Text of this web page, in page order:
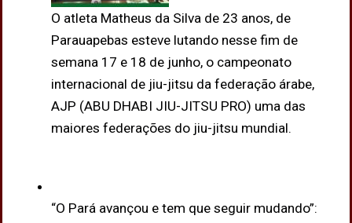
O atleta Matheus da Silva de 23 anos, de
Parauapebas esteve lutando nesse fim de
semana 17 e 18 de junho, o campeonato
internacional de jiu-jitsu da federação árabe,
AJP (ABU DHABI JIU-JITSU PRO) uma das
maiores federações do jiu-jitsu mundial.
“O Pará avançou e tem que seguir mudando”: